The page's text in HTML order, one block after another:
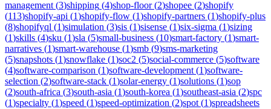
management (3)shipping (4)shop-floor(2)shopee (2)shopify
(113)shopify-api (1)shopify-flow (1)shopify-partners (1)shopify-plus
(8)shopifyql (1)simulation (3)sis (1)sisense (1)six-sigma (1)sizing
(1)skills (4)sku (1)sla (5)small-business (10)smart-factory (1)smart-
narratives (1)smart-warehouse (1)smb (9)sms-marketing
(5)snapshots (1)snowflake (1)soc2 (5)social-commerce (5)software
(4)software-comparison (1)software-development (1)software-
selection (2)software-stack (1)solar-energy (1)solutions (1)sop
(2)south-africa (3)south-asia (1)south-korea (1)southeast-asia (2)spc
(1)specialty (1)speed (1)speed-optimization (2)spot (1)spreadsheets